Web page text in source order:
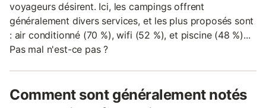
voyageurs désirent. Ici, les campings offrent
généralement divers services, et les plus proposés sont
: air conditionné (70 %), wifi (52 %), et piscine (48 %)...
Pas mal n'est-ce pas ?
Comment sont généralement notés